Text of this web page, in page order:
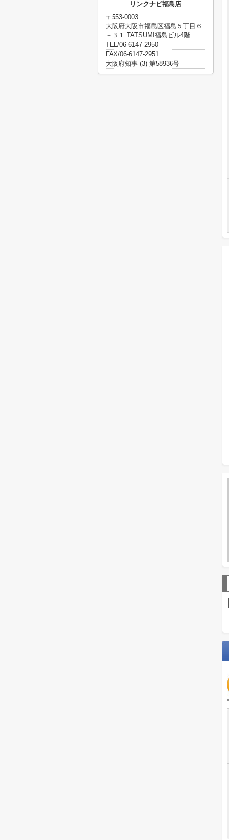
リンクナビ福島店
〒553-0003
大阪府大阪市福島区福島５丁目６
－３１ TATSUMI福島ビル4階
TEL/06-6147-2950
FAX/06-6147-2951
大阪府知事 (3) 第58936号